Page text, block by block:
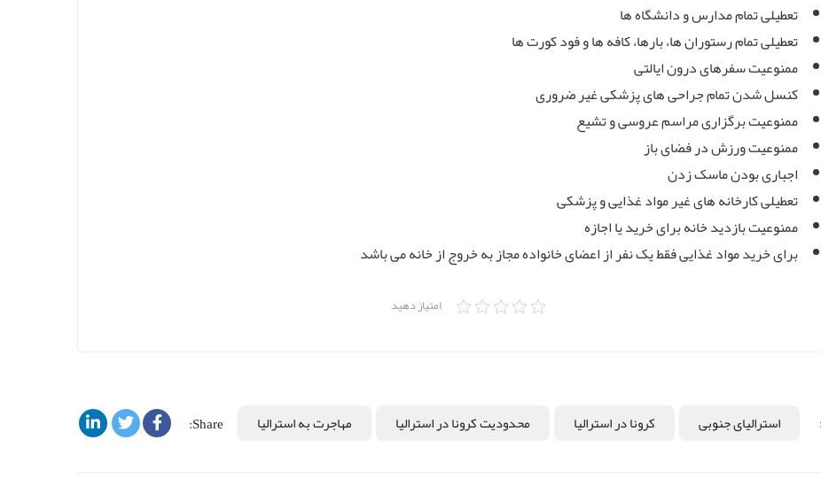
تعطیلی تمام مدارس و دانشگاه ها
تعطیلی تمام رستوران ها، بارها، کافه ها و فود کورت ها
ممنوعیت سفرهای درون ایالتی
کنسل شدن تمام جراحی های پزشکی غیر ضروری
ممنوعیت برگزاری مراسم عروسی و تشیع
ممنوعیت ورزش در فضای باز
اجباری بودن ماسک زدن
تعطیلی کارخانه های غیر مواد غذایی و پزشکی
ممنوعیت بازدید خانه برای خرید یا اجازه
برای خرید مواد غذایی فقط یک نفر از اعضای خانواده مجاز به خروج از خانه می باشد
امتیاز دهید
استرالیای جنوبی کرونا در استرالیا محدودیت کرونا در استرالیا مهاجرت به استرالیا Share: